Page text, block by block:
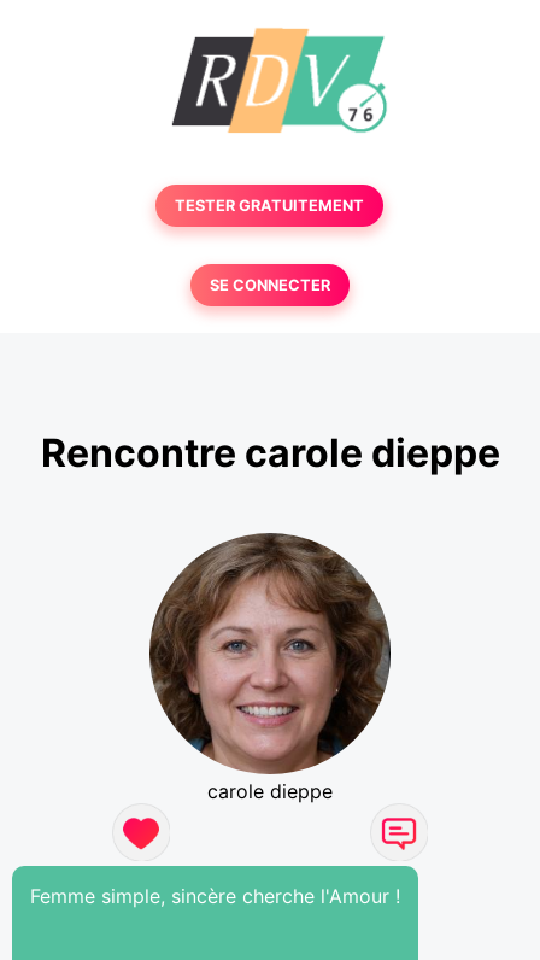
TESTER GRATUITEMENT
SE CONNECTER
Rencontre carole dieppe
carole dieppe
Femme simple, sincère cherche l'Amour !